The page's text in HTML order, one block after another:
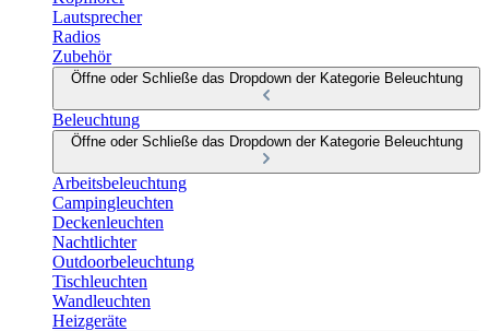
Lautsprecher
Radios
Zubehör
Öffne oder Schließe das Dropdown der Kategorie Beleuchtung
Beleuchtung
Öffne oder Schließe das Dropdown der Kategorie Beleuchtung
Arbeitsbeleuchtung
Campingleuchten
Deckenleuchten
Nachtlichter
Outdoorbeleuchtung
Tischleuchten
Wandleuchten
Heizgeräte